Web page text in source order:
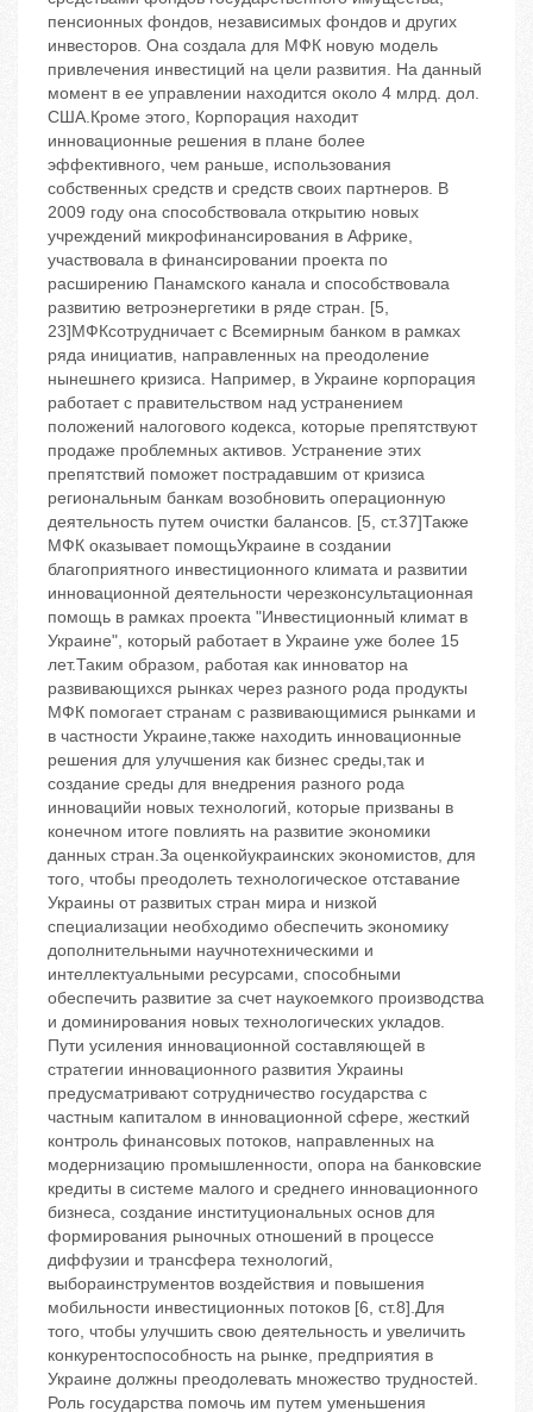
пенсионных фондов, независимых фондов и других
инвесторов. Она создала для МФК новую модель
привлечения инвестиций на цели развития. На данный
момент в ее управлении находится около 4 млрд. дол.
США.Кроме этого, Корпорация находит
инновационные решения в плане более
эффективного, чем раньше, использования
собственных средств и средств своих партнеров. В
2009 году она способствовала открытию новых
учреждений микрофинансирования в Африке,
участвовала в финансировании проекта по
расширению Панамского канала и способствовала
развитию ветроэнергетики в ряде стран. [5,
23]МФКсотрудничает с Всемирным банком в рамках
ряда инициатив, направленных на преодоление
нынешнего кризиса. Например, в Украине корпорация
работает с правительством над устранением
положений налогового кодекса, которые препятствуют
продаже проблемных активов. Устранение этих
препятствий поможет пострадавшим от кризиса
региональным банкам возобновить операционную
деятельность путем очистки балансов. [5, ст.37]Также
МФК оказывает помощьУкраине в создании
благоприятного инвестиционного климата и развитии
инновационной деятельности черезконсультационная
помощь в рамках проекта "Инвестиционный климат в
Украине", который работает в Украине уже более 15
лет.Таким образом, работая как инноватор на
развивающихся рынках через разного рода продукты
МФК помогает странам с развивающимися рынками и
в частности Украине,также находить инновационные
решения для улучшения как бизнес среды,так и
создание среды для внедрения разного рода
инновацийи новых технологий, которые призваны в
конечном итоге повлиять на развитие экономики
данных стран.За оценкойукраинских экономистов, для
того, чтобы преодолеть технологическое отставание
Украины от развитых стран мира и низкой
специализации необходимо обеспечить экономику
дополнительными научнотехническими и
интеллектуальными ресурсами, способными
обеспечить развитие за счет наукоемкого производства
и доминирования новых технологических укладов.
Пути усиления инновационной составляющей в
стратегии инновационного развития Украины
предусматривают сотрудничество государства с
частным капиталом в инновационной сфере, жесткий
контроль финансовых потоков, направленных на
модернизацию промышленности, опора на банковские
кредиты в системе малого и среднего инновационного
бизнеса, создание институциональных основ для
формирования рыночных отношений в процессе
диффузии и трансфера технологий,
выбораинструментов воздействия и повышения
мобильности инвестиционных потоков [6, ст.8].Для
того, чтобы улучшить свою деятельность и увеличить
конкурентоспособность на рынке, предприятия в
Украине должны преодолевать множество трудностей.
Роль государства помочь им путем уменьшения